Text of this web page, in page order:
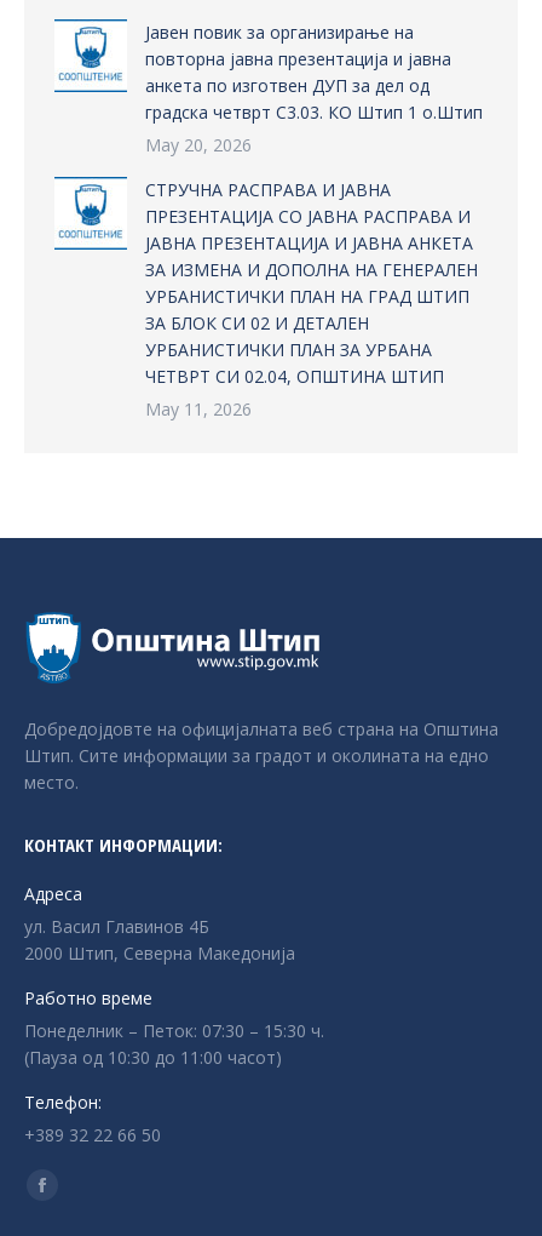
Јавен повик за организирање на
повторна јавна презентација и јавна
анкета по изготвен ДУП за дел од
градска четврт С3.03. КО Штип 1 о.Штип
May 20, 2026
СТРУЧНА РАСПРАВА И ЈАВНА
ПРЕЗЕНТАЦИЈА СО ЈАВНА РАСПРАВА И
ЈАВНА ПРЕЗЕНТАЦИЈА И ЈАВНА АНКЕТА
ЗА ИЗМЕНА И ДОПОЛНА НА ГЕНЕРАЛЕН
УРБАНИСТИЧКИ ПЛАН НА ГРАД ШТИП
ЗА БЛОК СИ 02 И ДЕТАЛЕН
УРБАНИСТИЧКИ ПЛАН ЗА УРБАНА
ЧЕТВРТ СИ 02.04, ОПШТИНА ШТИП
May 11, 2026
Добредојдовте на официјалната веб страна на Општина
Штип. Сите информации за градот и околината на едно
место.
КОНТАКТ ИНФОРМАЦИИ:
Адреса
ул. Васил Главинов 4Б
2000 Штип, Северна Македонија
Работно време
Понеделник – Петок: 07:30 – 15:30 ч.
(Пауза од 10:30 до 11:00 часот)
Телефон:
+389 32 22 66 50
Find us on:
Facebook